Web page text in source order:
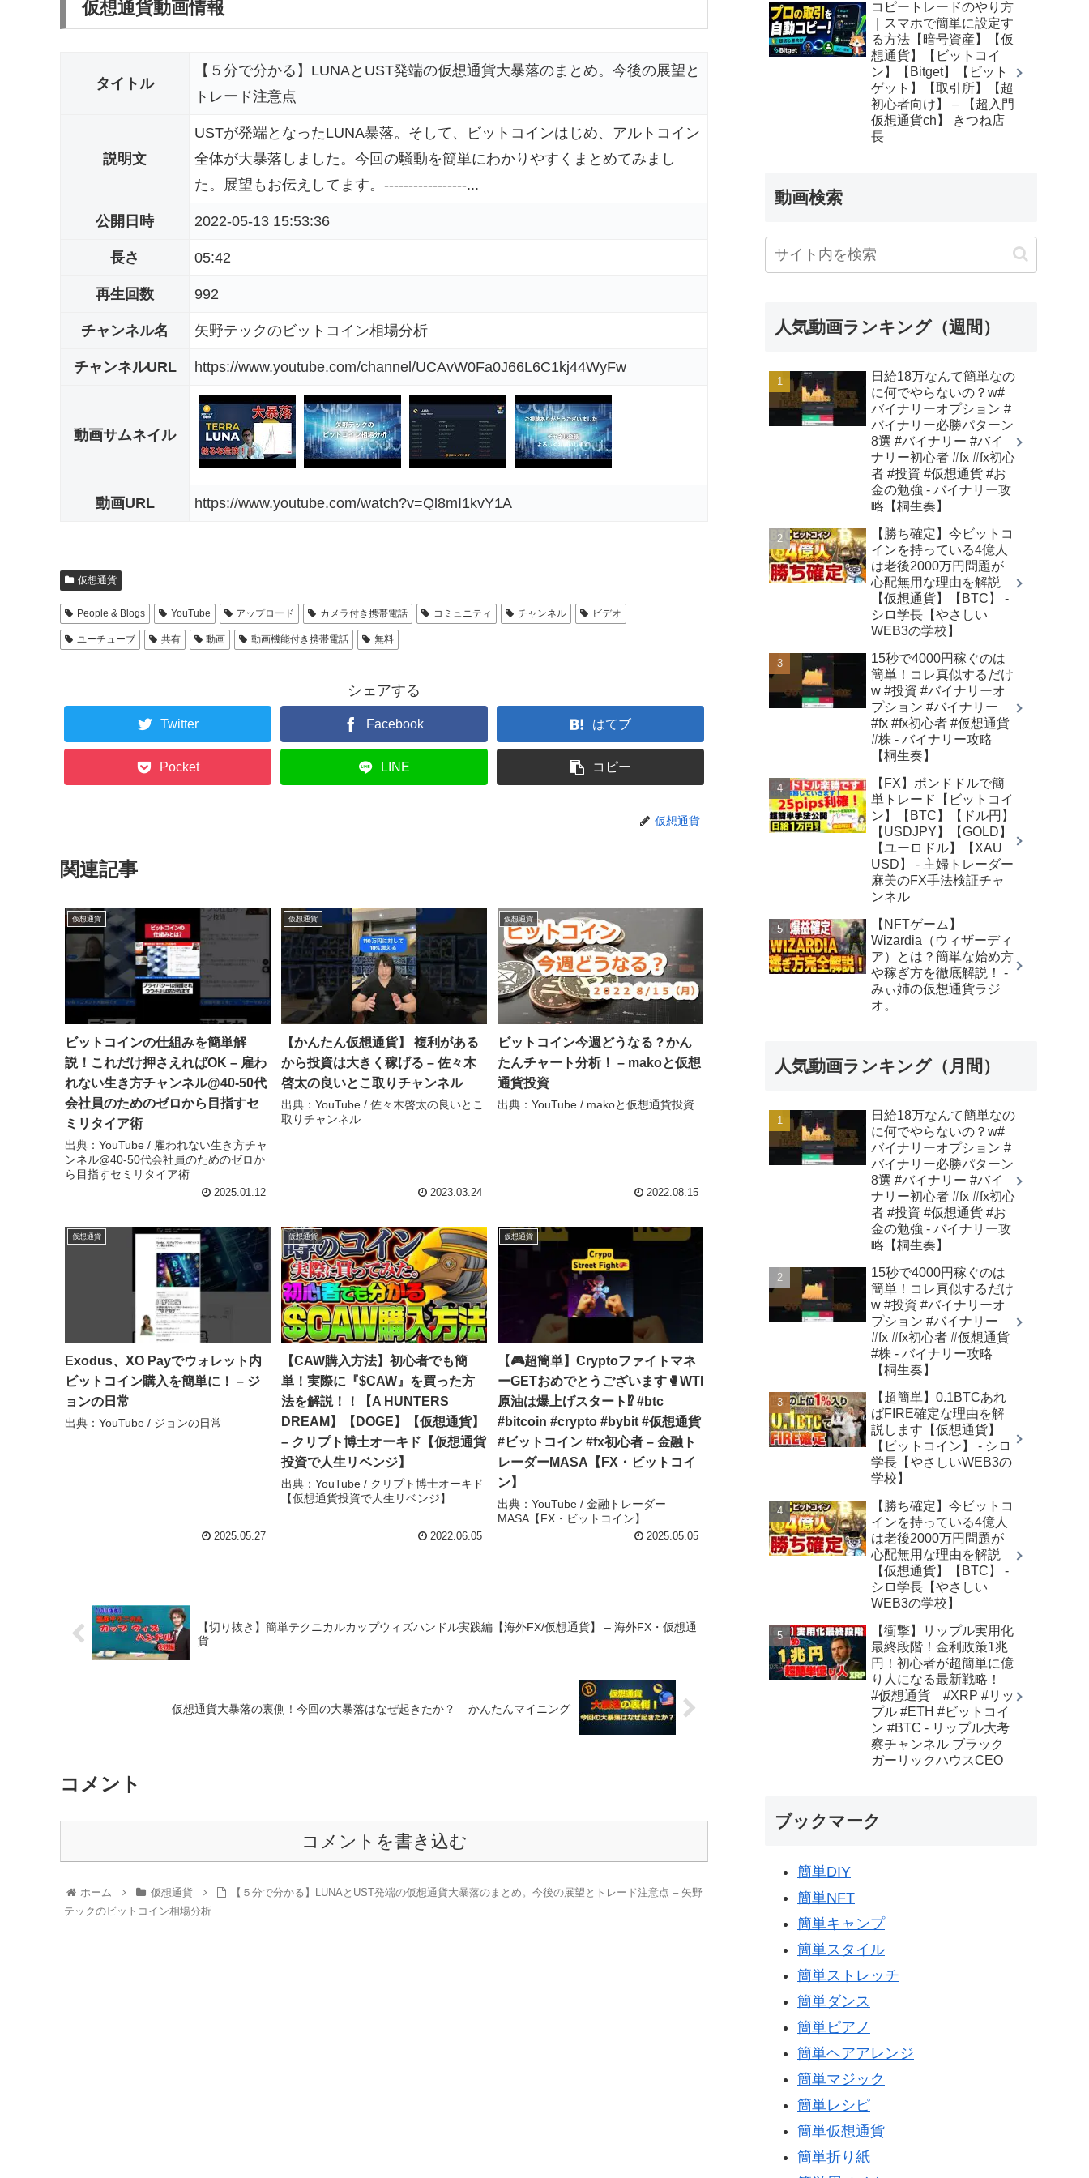
仮想通貨動画情報
タイトル
【５分で分かる】LUNAとUST発端の仮想通貨大暴落のまとめ。今後の展望と
トレード注意点
説明文
USTが発端となったLUNA暴落。そして、ビットコインはじめ、アルトコイン
全体が大暴落しました。今回の騒動を簡単にわかりやすくまとめてみまし
た。展望もお伝えしてます。-----------------...
公開日時 2022-05-13 15:53:36
長さ 05:42
再生回数 992
チャンネル名 矢野テックのビットコイン相場分析
チャンネルURL https://www.youtube.com/channel/UCAvW0Fa0J66L6C1kj44WyFw
動画サムネイル
動画URL https://www.youtube.com/watch?v=Ql8mI1kvY1A
仮想通貨
People & Blogs YouTube アップロード カメラ付き携帯電話 コミュニティ チャンネル ビデオ
ユーチューブ 共有 動画 動画機能付き携帯電話 無料
シェアする
Twitter Facebook はてブ
Pocket LINE コピー
仮想通貨
関連記事
仮想通貨
ビットコインの仕組みを簡単解
説！これだけ押さえればOK – 雇わ
れない生き方チャンネル@40-50代
会社員のためのゼロから目指すセ
ミリタイア術
出典：YouTube / 雇われない生き方チャ
ンネル@40-50代会社員のためのゼロか
ら目指すセミリタイア術
2025.01.12
仮想通貨
【かんたん仮想通貨】 複利がある
から投資は大きく稼げる – 佐々木
啓太の良いとこ取りチャンネル
出典：YouTube / 佐々木啓太の良いとこ
取りチャンネル
2023.03.24
仮想通貨
ビットコイン今週どうなる？かん
たんチャート分析！ – makoと仮想
通貨投資
出典：YouTube / makoと仮想通貨投資
2022.08.15
仮想通貨
Exodus、XO Payでウォレット内
ビットコイン購入を簡単に！ – ジ
ョンの日常
出典：YouTube / ジョンの日常
2025.05.27
仮想通貨
【CAW購入方法】初心者でも簡
単！実際に『$CAW』を買った方
法を解説！！【A HUNTERS
DREAM】【DOGE】【仮想通貨】
– クリプト博士オーキド【仮想通貨
投資で人生リベンジ】
出典：YouTube / クリプト博士オーキド
【仮想通貨投資で人生リベンジ】
2022.06.05
仮想通貨
【🎮超簡単】Cryptoファイトマネ
ーGETおめでとうございます🥊WTI
原油は爆上げスタート⁉️ #btc
#bitcoin #crypto #bybit #仮想通貨
#ビットコイン #fx初心者 – 金融ト
レーダーMASA【FX・ビットコイ
ン】
出典：YouTube / 金融トレーダー
MASA【FX・ビットコイン】
2025.05.05
【切り抜き】簡単テクニカルカップウィズハンドル実践編【海外FX/仮想通貨】 – 海外FX・仮想通
貨
仮想通貨大暴落の裏側！今回の大暴落はなぜ起きたか？ – かんたんマイニング
コメント
コメントを書き込む
ホーム 仮想通貨
【５分で分かる】LUNAとUST発端の仮想通貨大暴落のまとめ。今後の展望とトレード注意点 – 矢野
テックのビットコイン相場分析
コピートレードのやり方
｜スマホで簡単に設定す
る方法【暗号資産】【仮
想通貨】【ビットコイ
ン】【Bitget】【ビット
ゲット】【取引所】【超
初心者向け】 – 【超入門
仮想通貨ch】 きつね店
長
動画検索
人気動画ランキング（週間）
日給18万なんて簡単なの
に何でやらないの？w#
バイナリーオプション #
バイナリー必勝パターン
8選 #バイナリー #バイ
ナリー初心者 #fx #fx初心
者 #投資 #仮想通貨 #お
金の勉強 - バイナリー攻
略【桐生奏】
【勝ち確定】今ビットコ
インを持っている4億人
は老後2000万円問題が
心配無用な理由を解説
【仮想通貨】【BTC】 -
シロ学長【やさしい
WEB3の学校】
15秒で4000円稼ぐのは
簡単！コレ真似するだけ
w #投資 #バイナリーオ
プション #バイナリー
#fx #fx初心者 #仮想通貨
#株 - バイナリー攻略
【桐生奏】
【FX】ポンドドルで簡
単トレード【ビットコイ
ン】【BTC】【ドル円】
【USDJPY】【GOLD】
【ユーロドル】【XAU
USD】 - 主婦トレーダー
麻美のFX手法検証チャ
ンネル
【NFTゲーム】
Wizardia（ウィザーディ
ア）とは？簡単な始め方
や稼ぎ方を徹底解説！ -
みぃ姉の仮想通貨ラジ
オ。
人気動画ランキング（月間）
日給18万なんて簡単なの
に何でやらないの？w#
バイナリーオプション #
バイナリー必勝パターン
8選 #バイナリー #バイ
ナリー初心者 #fx #fx初心
者 #投資 #仮想通貨 #お
金の勉強 - バイナリー攻
略【桐生奏】
15秒で4000円稼ぐのは
簡単！コレ真似するだけ
w #投資 #バイナリーオ
プション #バイナリー
#fx #fx初心者 #仮想通貨
#株 - バイナリー攻略
【桐生奏】
【超簡単】0.1BTCあれ
ばFIRE確定な理由を解
説します【仮想通貨】
【ビットコイン】 - シロ
学長【やさしいWEB3の
学校】
【勝ち確定】今ビットコ
インを持っている4億人
は老後2000万円問題が
心配無用な理由を解説
【仮想通貨】【BTC】 -
シロ学長【やさしい
WEB3の学校】
【衝撃】リップル実用化
最終段階！金利政策1兆
円！初心者が超簡単に億
り人になる最新戦略！
#仮想通貨 #XRP #リッ
プル #ETH #ビットコイ
ン #BTC - リップル大考
察チャンネル ブラック
ガーリックハウスCEO
ブックマーク
簡単DIY
簡単NFT
簡単キャンプ
簡単スタイル
簡単ストレッチ
簡単ダンス
簡単ピアノ
簡単ヘアアレンジ
簡単マジック
簡単レシピ
簡単仮想通貨
簡単折り紙